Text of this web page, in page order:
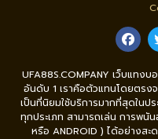
UFA88S.COMPANY เว็บแทง
อันดับ 1 เราคือตัวแทนโดยตรง
เป็นที่นิยมใช้บริการมากที่สุดในป
ทุกประเภท สามารถเล่น การพนั
หรือ ANDROID ) ได้อย่างส